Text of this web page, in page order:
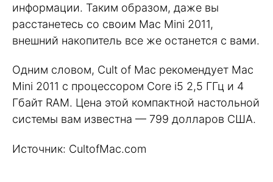
информации. Таким образом, даже вы
расстанетесь со своим Mac Mini 2011,
внешний накопитель все же останется с вами.
Одним словом, Cult of Mac рекомендует Mac
Mini 2011 с процессором Core i5 2,5 ГГц и 4
Гбайт RAM. Цена этой компактной настольной
системы вам известна — 799 долларов США.
Источник: CultofMac.com